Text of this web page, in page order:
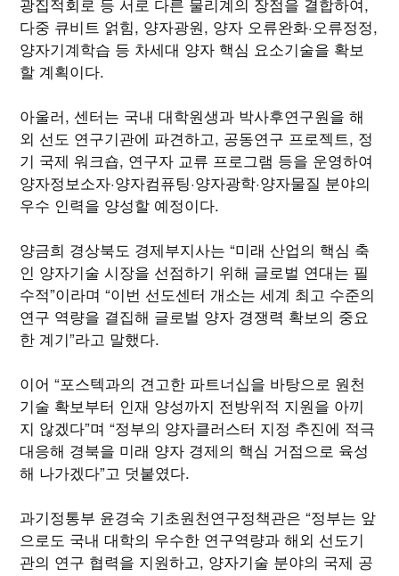
다중 큐비트 얽힘, 양자광원, 양자 오류완화·오류정정,
양자기계학습 등 차세대 양자 핵심 요소기술을 확보
할 계획이다.
아울러, 센터는 국내 대학원생과 박사후연구원을 해
외 선도 연구기관에 파견하고, 공동연구 프로젝트, 정
기 국제 워크숍, 연구자 교류 프로그램 등을 운영하여
양자정보소자·양자컴퓨팅·양자광학·양자물질 분야의
우수 인력을 양성할 예정이다.
양금희 경상북도 경제부지사는 “미래 산업의 핵심 축
인 양자기술 시장을 선점하기 위해 글로벌 연대는 필
수적”이라며 “이번 선도센터 개소는 세계 최고 수준의
연구 역량을 결집해 글로벌 양자 경쟁력 확보의 중요
한 계기”라고 말했다.
이어 “포스텍과의 견고한 파트너십을 바탕으로 원천
기술 확보부터 인재 양성까지 전방위적 지원을 아끼
지 않겠다”며 “정부의 양자클러스터 지정 추진에 적극
대응해 경북을 미래 양자 경제의 핵심 거점으로 육성
해 나가겠다”고 덧붙였다.
과기정통부 윤경숙 기초원천연구정책관은 “정부는 앞
으로도 국내 대학의 우수한 연구역량과 해외 선도기
관의 연구 협력을 지원하고, 양자기술 분야의 국제 공